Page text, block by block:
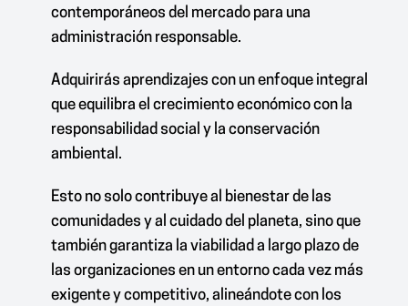
contemporáneos del mercado para una
administración responsable.
Adquirirás aprendizajes con un enfoque integral
que equilibra el crecimiento económico con la
responsabilidad social y la conservación
ambiental.
Esto no solo contribuye al bienestar de las
comunidades y al cuidado del planeta, sino que
también garantiza la viabilidad a largo plazo de
las organizaciones en un entorno cada vez más
exigente y competitivo, alineándote con los